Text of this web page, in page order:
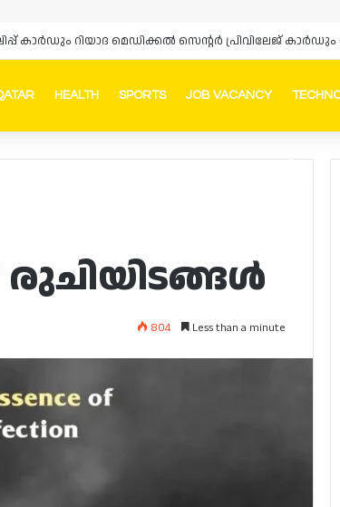
HEALTH SPORTS JOB VACANCY
രുചിയിടങ്ങൾ
804 Less than a minute